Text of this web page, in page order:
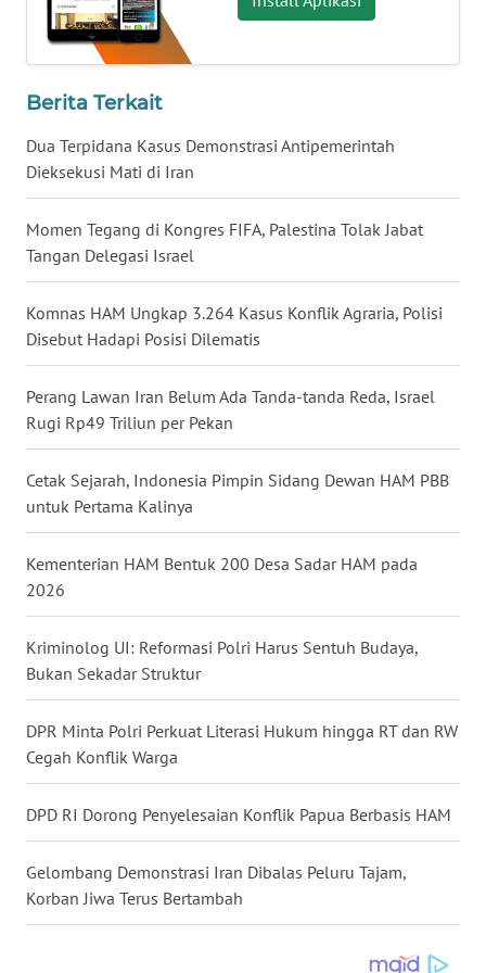
Berita Terkait
Dua Terpidana Kasus Demonstrasi Antipemerintah
Dieksekusi Mati di Iran
Momen Tegang di Kongres FIFA, Palestina Tolak Jabat
Tangan Delegasi Israel
Komnas HAM Ungkap 3.264 Kasus Konflik Agraria, Polisi
Disebut Hadapi Posisi Dilematis
Perang Lawan Iran Belum Ada Tanda-tanda Reda, Israel
Rugi Rp49 Triliun per Pekan
Cetak Sejarah, Indonesia Pimpin Sidang Dewan HAM PBB
untuk Pertama Kalinya
Kementerian HAM Bentuk 200 Desa Sadar HAM pada
2026
Kriminolog UI: Reformasi Polri Harus Sentuh Budaya,
Bukan Sekadar Struktur
DPR Minta Polri Perkuat Literasi Hukum hingga RT dan RW
Cegah Konflik Warga
DPD RI Dorong Penyelesaian Konflik Papua Berbasis HAM
Gelombang Demonstrasi Iran Dibalas Peluru Tajam,
Korban Jiwa Terus Bertambah
JAMBI
SULTRA
NTB
SULTENG
WN
SULBAR
WN
BABEL
WN
SUMBAR
WN
LAMPUNG